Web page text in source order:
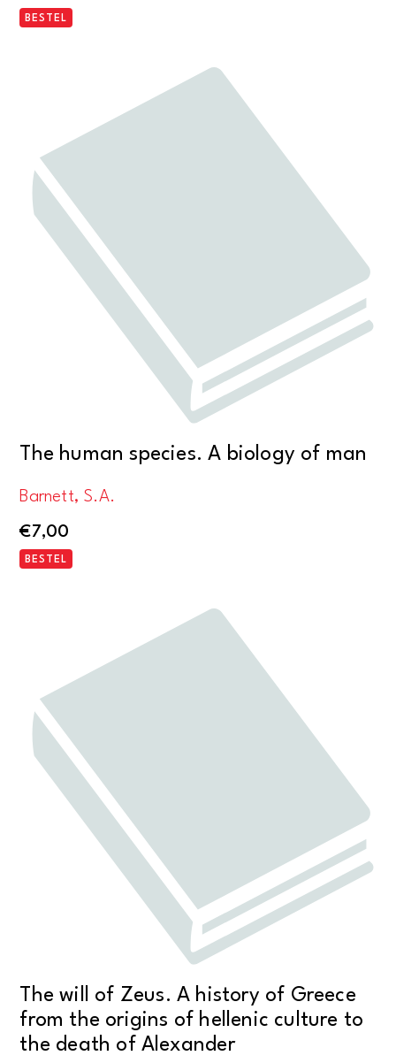
BESTEL
The human species. A biology of man
Barnett, S.A.
€7,00
BESTEL
The will of Zeus. A history of Greece
from the origins of hellenic culture to
the death of Alexander